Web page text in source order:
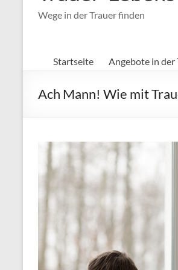
Wege in der Trauer finden
Startseite Angebote in der
Ach Mann! Wie mit